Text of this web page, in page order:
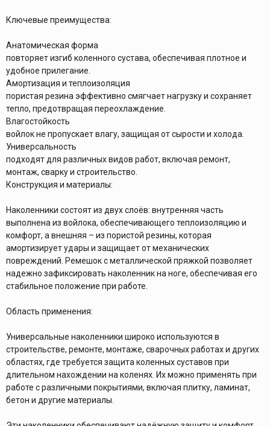
Ключевые преимущества:
Анатомическая форма
повторяет изгиб коленного сустава, обеспечивая плотное и
удобное прилегание.
Амортизация и теплоизоляция
пористая резина эффективно смягчает нагрузку и сохраняет
тепло, предотвращая переохлаждение.
Влагостойкость
войлок не пропускает влагу, защищая от сырости и холода.
Универсальность
подходят для различных видов работ, включая ремонт,
монтаж, сварку и строительство.
Конструкция и материалы:
Наколенники состоят из двух слоёв: внутренняя часть
выполнена из войлока, обеспечивающего теплоизоляцию и
комфорт, а внешняя – из пористой резины, которая
амортизирует удары и защищает от механических
повреждений. Ремешок с металлической пряжкой позволяет
надежно зафиксировать наколенник на ноге, обеспечивая его
стабильное положение при работе.
Область применения:
Универсальные наколенники широко используются в
строительстве, ремонте, монтаже, сварочных работах и других
областях, где требуется защита коленных суставов при
длительном нахождении на коленях. Их можно применять при
работе с различными покрытиями, включая плитку, ламинат,
бетон и другие материалы.